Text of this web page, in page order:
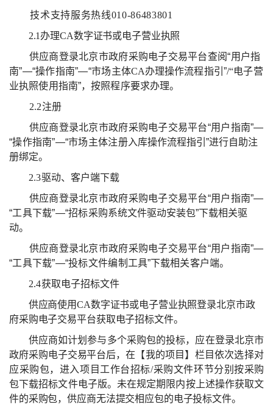
技术支持服务热线010-86483801
2.1 办理CA数字证书或电子营业执照
供应商登录北京市政府采购电子交易平台查阅“用户指
南”—“操作指南”—“市场主体CA办理操作流程指引 ”/“电子营
业执照使用指南”，按照程序要求办理。
2.2注册
供应商登录北京市政府采购电子交易平台“用户指南”—
“操作指南”—“市场主体注册入库操作流程指引 ”进行自助注
册绑定。
2.3驱动、客户端下载
供应商登录北京市政府采购电子交易平台“用户指南”—
“工具下载”—“招标采购系统文件驱动安装包”下载相关驱
动。
供应商登录北京市政府采购电子交易平台“用户指南”—
“工具下载”—“投标文件编制工具”下载相关客户端。
2.4获取电子招标文件
供应商使用CA数字证书或电子营业执照登录北京市政
府采购电子交易平台获取电子招标文件。
供应商如计划参与多个采购包的投标，应在登录北京市
政府采购电子交易平台后，在【我的项目】栏目依次选择对
应采购包，进入项目工作台招标/采购文件环节分别按采购
包下载招标文件电子版。未在规定期限内按上述操作获取文
件的采购包，供应商无法提交相应包的电子投标文件。